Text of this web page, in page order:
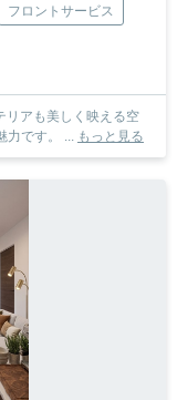
フロントサービス
リアも美しく映える空
です。 ...
もっと見る